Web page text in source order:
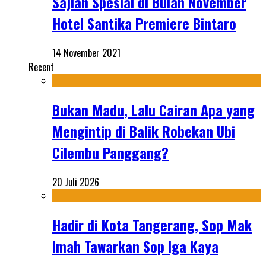
Hotel Santika Premiere Bintaro
14 November 2021
Recent
Bukan Madu, Lalu Cairan Apa yang
Mengintip di Balik Robekan Ubi
Cilembu Panggang?
20 Juli 2026
Hadir di Kota Tangerang, Sop Mak
Imah Tawarkan Sop Iga Kaya